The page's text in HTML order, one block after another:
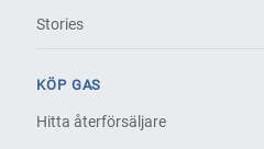
Stories
KÖP GAS
Hitta återförsäljare